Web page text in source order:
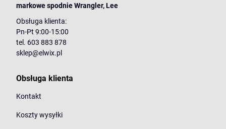
markowe spodnie Wrangler, Lee
Obsługa klienta:
Pn-Pt 9:00-15:00
tel. 603 883 878
sklep@elwix.pl
Obsługa klienta
Kontakt
Koszty wysyłki